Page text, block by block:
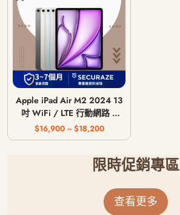
Apple iPad Air M2 2024 13
吋 WiFi / LTE 行動網路 /
128G 256G 512G 1T
$16,900 ~ $18,200
限時促銷專區
查看更多